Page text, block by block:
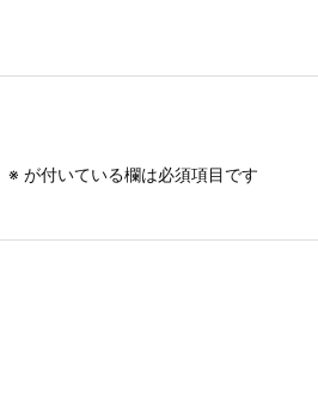
※ が付いている欄は必須項目です